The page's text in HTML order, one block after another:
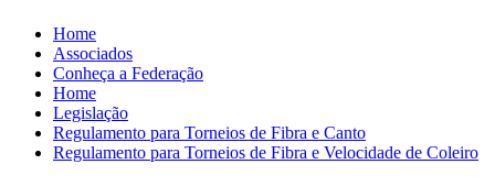
Skip
content
Home
Associados
Conheça a Federação
Home
Legislação
Regulamento para Torneios de Fibra e Canto
Regulamento para Torneios de Fibra e Velocidade de Coleiro